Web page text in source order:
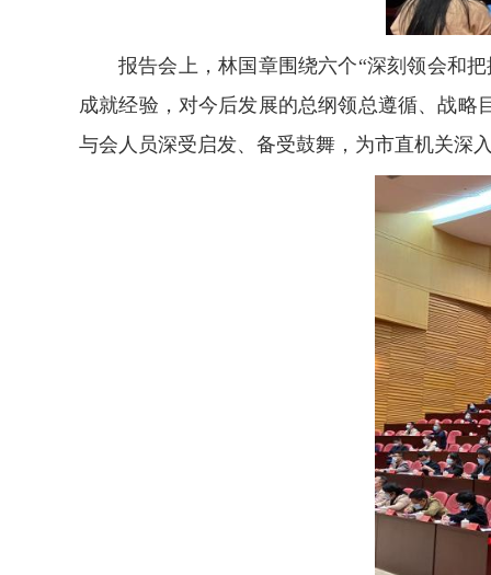
报告会上，林国章围绕六个“深刻领会和
成就经验，对今后发展的总纲领总遵循、战
与会人员深受启发、备受鼓舞，为市直机关深